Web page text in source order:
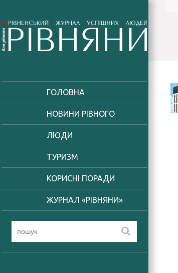
ГОЛОВНА
НОВИНИ РІВНОГО
ЛЮДИ
ТУРИЗМ
КОРИСНІ ПОРАДИ
ЖУРНАЛ «РІВНЯНИ»